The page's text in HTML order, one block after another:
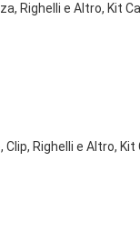
Righelli e Altro, Kit
Righelli e Altro, Kit